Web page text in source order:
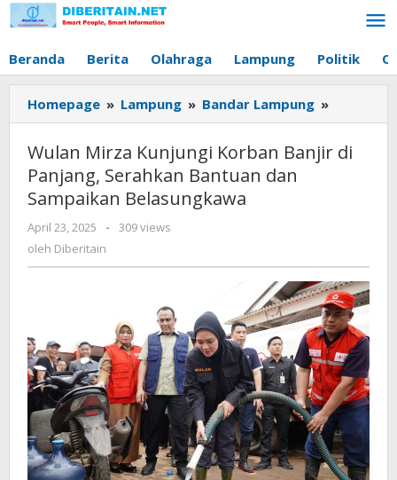
Lewati
ke
Beranda Berita Olahraga Lampung Politik
Homepage » Lampung » Bandar Lampung »
Mirza
Kunjungi
Korban
dan
Wulan Mirza Kunjungi Korban Banjir di
Panjang, Serahkan Bantuan dan
Sampaikan Belasungkawa
April 23, 2025
oleh
-
309 views
oleh Diberitain